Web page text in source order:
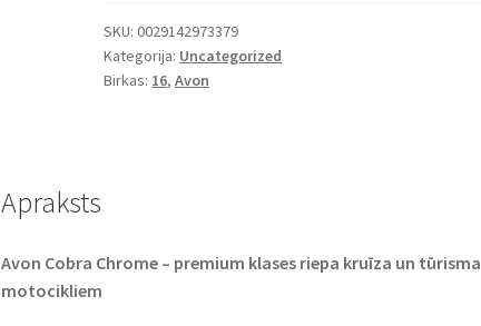
SKU:0029142973379
Kategorija: Uncategorized
Birkas: 16,Avon
Apraksts
Avon Cobra Chrome – premium klases riepa kruīza un tūrisma
motocikliem​